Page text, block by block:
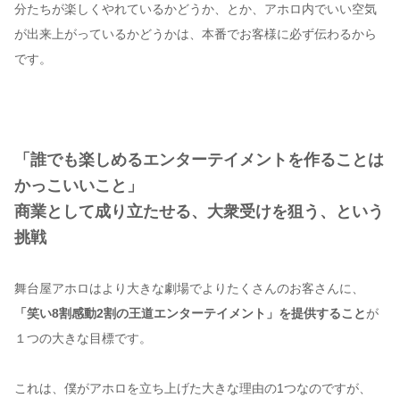
分たちが楽しくやれているかどうか、とか、アホロ内でいい空気
が出来上がっているかどうかは、本番でお客様に必ず伝わるから
です。
「誰でも楽しめるエンターテイメントを作ることは
かっこいいこと」
商業として成り立たせる、大衆受けを狙う、という
挑戦
舞台屋アホロはより大きな劇場でよりたくさんのお客さんに、
「笑い8割感動2割の王道エンターテイメント」を提供することが
１つの大きな目標です。
これは、僕がアホロを立ち上げた大きな理由の1つなのですが、